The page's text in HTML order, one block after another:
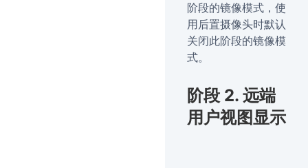
阶段的镜像模式，使
用后置摄像头时默认
关闭此阶段的镜像模
式。
阶段 2. 远端
用户视图显示